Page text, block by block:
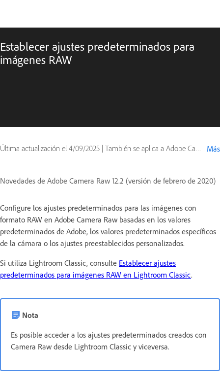
Establecer ajustes predeterminados para
imágenes RAW
Última actualización el 4/09/2025 | También se aplica a Adobe Camera Raw Más
Novedades de Adobe Camera Raw 12.2 (versión de febrero de 2020)
Configure los ajustes predeterminados para las imágenes con
formato RAW en Adobe Camera Raw basadas en los valores
predeterminados de Adobe, los valores predeterminados específicos
de la cámara o los ajustes preestablecidos personalizados.
Si utiliza Lightroom Classic, consulte Establecer ajustes
predeterminados para imágenes RAW en Lightroom Classic.
Nota
Es posible acceder a los ajustes predeterminados creados con
Camera Raw desde Lightroom Classic y viceversa.